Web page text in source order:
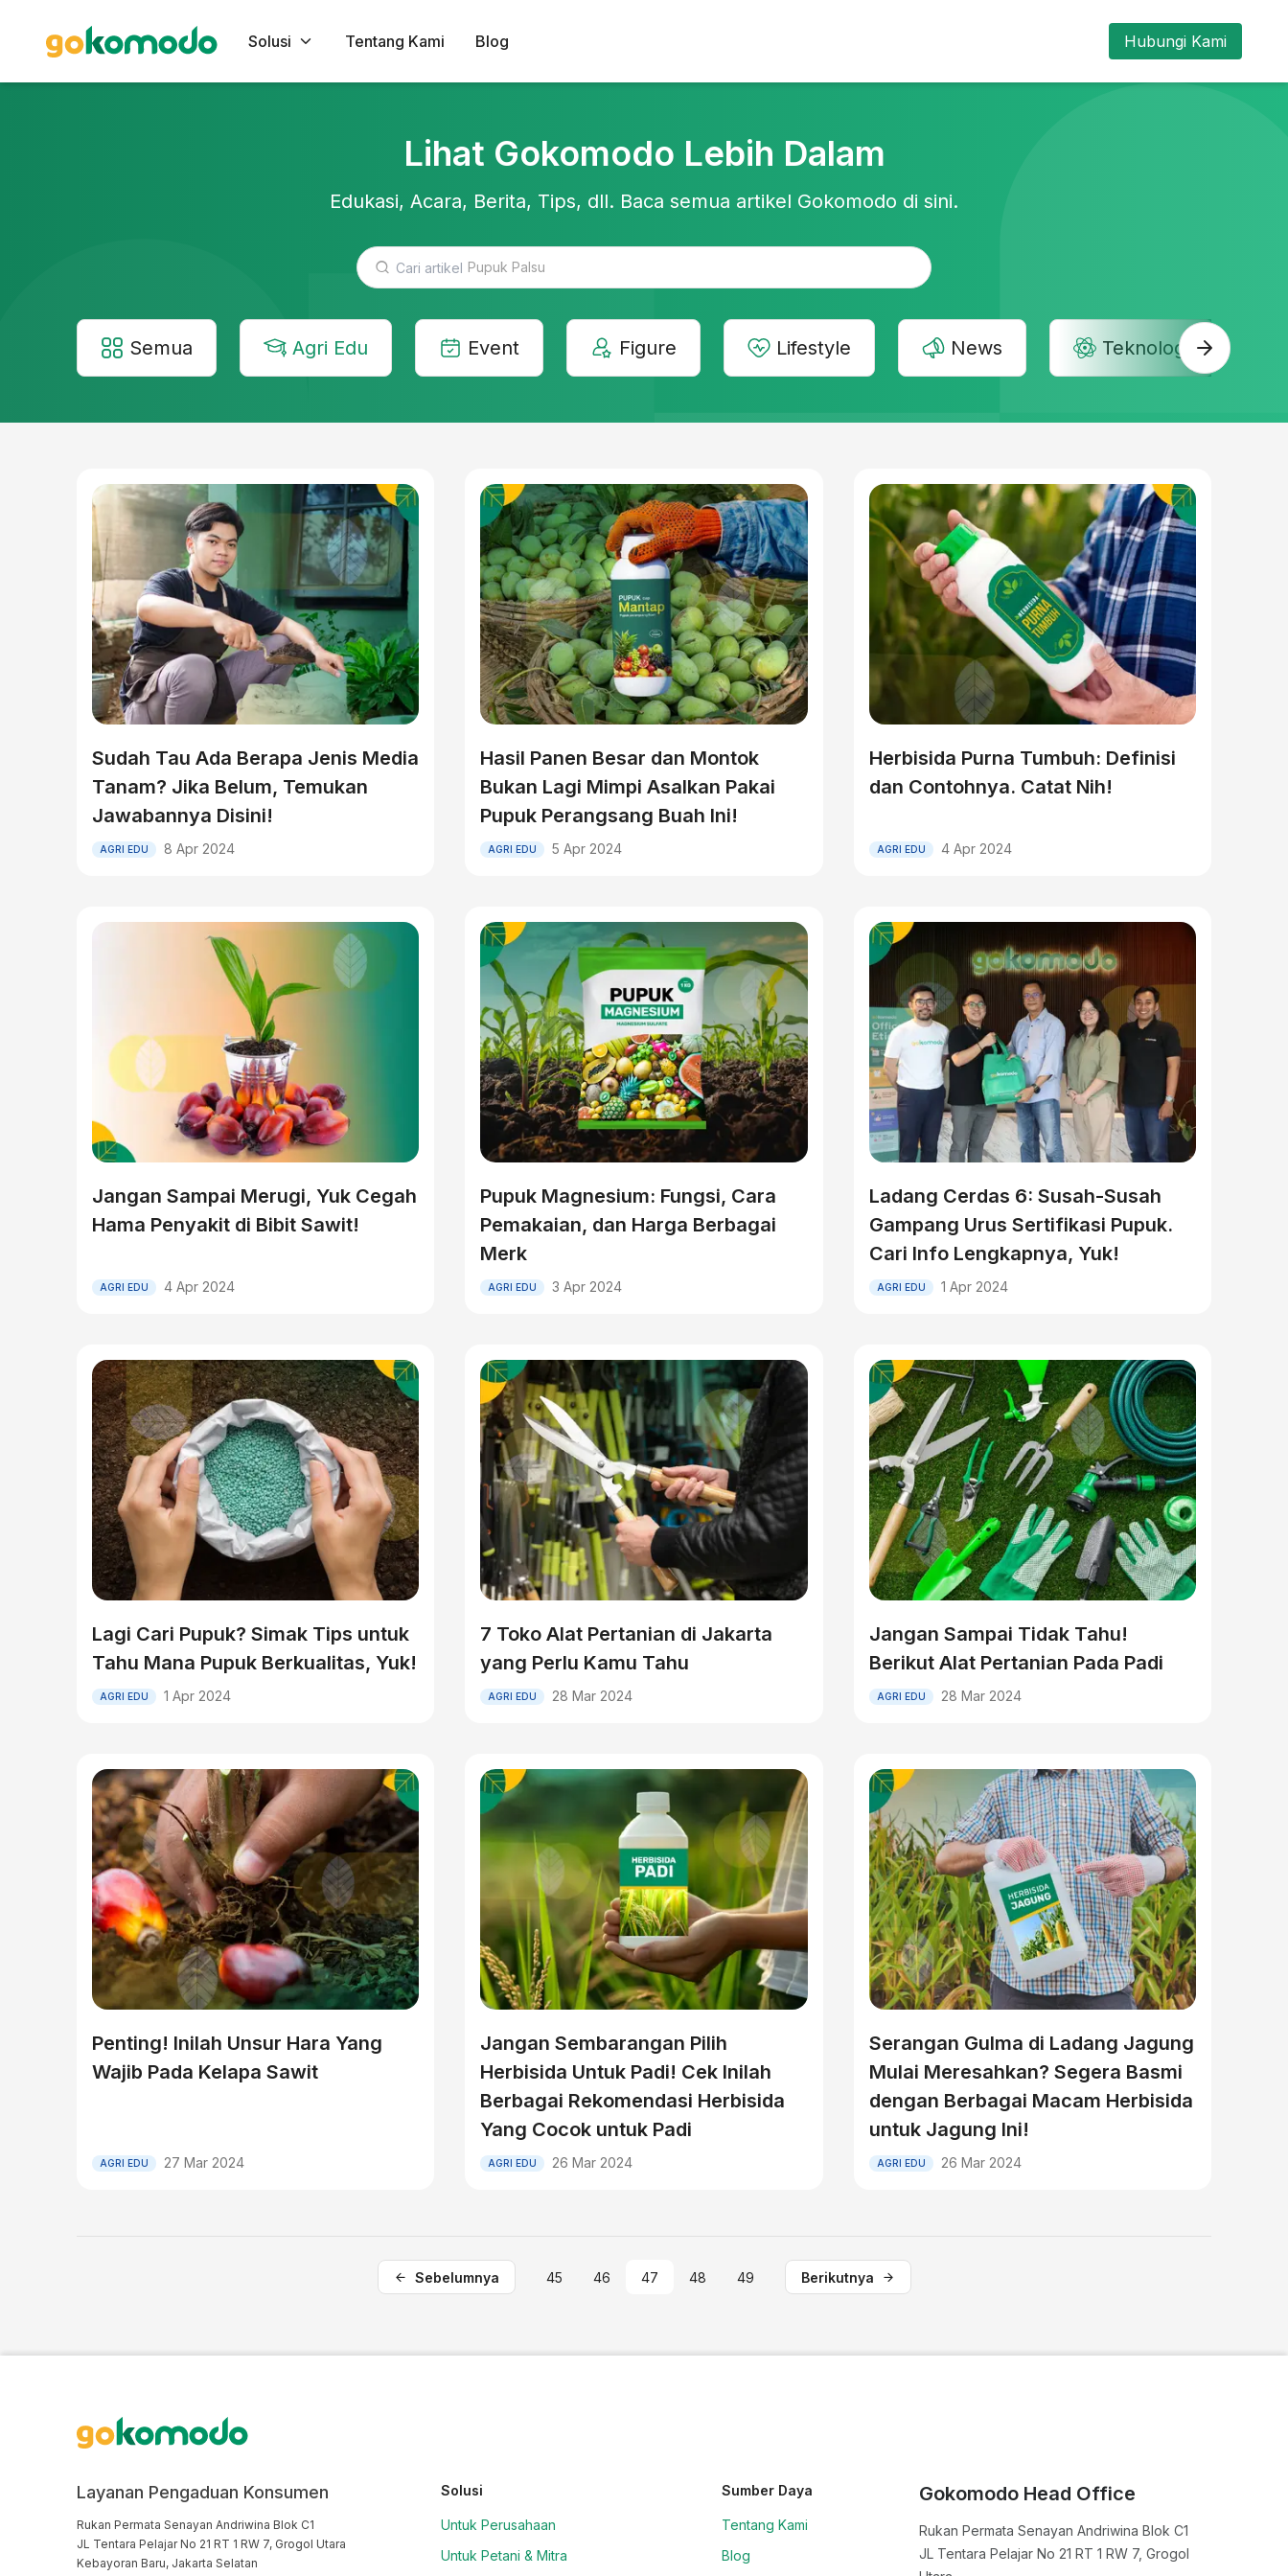
Solusi Tentang Kami Blog Hubungi Kami
Lihat Gokomodo Lebih Dalam
Edukasi, Acara, Berita, Tips, dll. Baca semua artikel Gokomodo di sini.
Teknologi Pertanian
Semua Agri Edu Event Figure Lifestyle News Teknologi
Sudah Tau Ada Berapa Jenis Media
Tanam? Jika Belum, Temukan
Jawabannya Disini!
AGRI EDU 8 Apr 2024
Hasil Panen Besar dan Montok
Bukan Lagi Mimpi Asalkan Pakai
Pupuk Perangsang Buah Ini!
AGRI EDU 5 Apr 2024
Herbisida Purna Tumbuh: Definisi
dan Contohnya. Catat Nih!
AGRI EDU 4 Apr 2024
Jangan Sampai Merugi, Yuk Cegah
Hama Penyakit di Bibit Sawit!
AGRI EDU 4 Apr 2024
Pupuk Magnesium: Fungsi, Cara
Pemakaian, dan Harga Berbagai
Merk
AGRI EDU 3 Apr 2024
Ladang Cerdas 6: Susah-Susah
Gampang Urus Sertifikasi Pupuk.
Cari Info Lengkapnya, Yuk!
AGRI EDU 1 Apr 2024
Lagi Cari Pupuk? Simak Tips untuk
Tahu Mana Pupuk Berkualitas, Yuk!
AGRI EDU 1 Apr 2024
7 Toko Alat Pertanian di Jakarta
yang Perlu Kamu Tahu
AGRI EDU 28 Mar 2024
Jangan Sampai Tidak Tahu!
Berikut Alat Pertanian Pada Padi
AGRI EDU 28 Mar 2024
Penting! Inilah Unsur Hara Yang
Wajib Pada Kelapa Sawit
AGRI EDU 27 Mar 2024
Jangan Sembarangan Pilih
Herbisida Untuk Padi! Cek Inilah
Berbagai Rekomendasi Herbisida
Yang Cocok untuk Padi
AGRI EDU 26 Mar 2024
Serangan Gulma di Ladang Jagung
Mulai Meresahkan? Segera Basmi
dengan Berbagai Macam Herbisida
untuk Jagung Ini!
AGRI EDU 26 Mar 2024
Sebelumnya 45 46 47 48 49 Berikutnya
Layanan Pengaduan Konsumen
Rukan Permata Senayan Andriwina Blok C1
JL Tentara Pelajar No 21 RT 1 RW 7, Grogol Utara
Kebayoran Baru, Jakarta Selatan
Solusi
Untuk Perusahaan
Untuk Petani & Mitra
Sumber Daya
Tentang Kami
Blog
Gokomodo Head Office
Rukan Permata Senayan Andriwina Blok C1
JL Tentara Pelajar No 21 RT 1 RW 7, Grogol